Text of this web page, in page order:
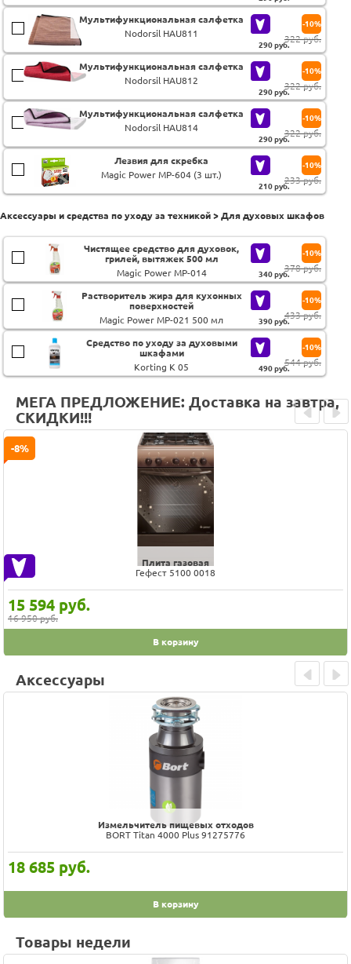
Мультифункциональная салфетка
Nodorsil HAU811
290руб.
322 руб.
-10%
Мультифункциональная салфетка
Nodorsil HAU812
290руб.
322 руб.
-10%
Мультифункциональная салфетка
Nodorsil HAU814
290руб.
322 руб.
-10%
Лезвия для скребка
Magic Power MP-604 (3 шт.)
210руб.
233 руб.
-10%
Аксессуары и средства по уходу за техникой > Для духовых шкафов
Чистящее средство для духовок,
грилей, вытяжек 500 мл
Magic Power MP-014
340руб.
378 руб.
-10%
Растворитель жира для кухонных
поверхностей
Magic Power MP-021 500 мл
390руб.
433 руб.
-10%
Средство по уходу за духовыми
шкафами
Korting K 05
490руб.
544 руб.
-10%
МЕГА ПРЕДЛОЖЕНИЕ: Доставка на завтра,
СКИДКИ!!!
Плита газовая
Гефест 5100 0018
15 594 руб.
16 950 руб.
-8%
В корзину
Prev Next
Аксессуары
Измельчитель пищевых отходов
BORT Titan 4000 Plus 91275776
18 685 руб.
В корзину
Prev Next
Товары недели